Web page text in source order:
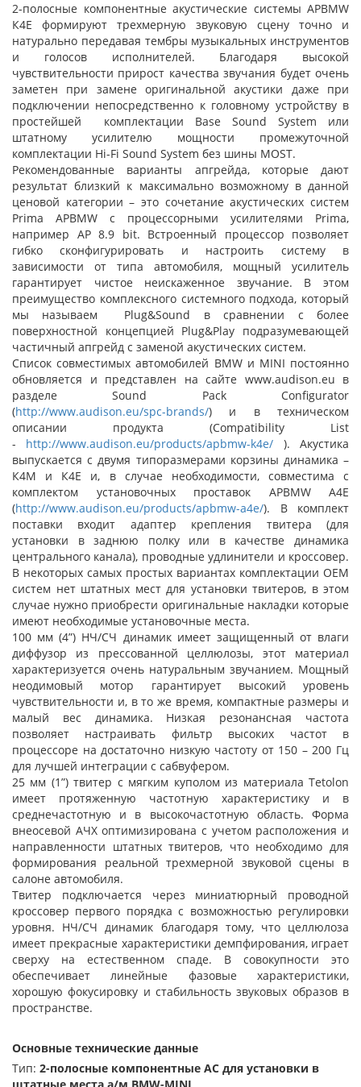
2-полосные компонентные акустические системы APBMW
К4Е формируют трехмерную звуковую сцену точно и
натурально передавая тембры музыкальных инструментов
и голосов исполнителей. Благодаря высокой
чувствительности прирост качества звучания будет очень
заметен при замене оригинальной акустики даже при
подключении непосредственно к головному устройству в
простейшей комплектации Base Sound System или
штатному усилителю мощности промежуточной
комплектации Hi-Fi Sound System без шины MOST.
Рекомендованные варианты апгрейда, которые дают
результат близкий к максимально возможному в данной
ценовой категории – это сочетание акустических систем
Prima APBMW с процессорными усилителями Prima,
например AP 8.9 bit. Встроенный процессор позволяет
гибко сконфигурировать и настроить систему в
зависимости от типа автомобиля, мощный усилитель
гарантирует чистое неискаженное звучание. В этом
преимущество комплексного системного подхода, который
мы называем Plug&Sound в сравнении с более
поверхностной концепцией Plug&Play подразумевающей
частичный апгрейд с заменой акустических систем.
Список совместимых автомобилей BMW и MINI постоянно
обновляется и представлен на сайте www.audison.eu в
разделе Sound Pack Configurator
(http://www.audison.eu/spc-brands/) и в техническом
описании продукта (Compatibility List
- http://www.audison.eu/products/apbmw-k4e/ ). Акустика
выпускается с двумя типоразмерами корзины динамика –
К4М и К4Е и, в случае необходимости, совместима с
комплектом установочных проставок APBMW A4E
(http://www.audison.eu/products/apbmw-a4e/). В комплект
поставки входит адаптер крепления твитера (для
установки в заднюю полку или в качестве динамика
центрального канала), проводные удлинители и кроссовер.
В некоторых самых простых вариантах комплектации ОЕМ
систем нет штатных мест для установки твитеров, в этом
случае нужно приобрести оригинальные накладки которые
имеют необходимые установочные места.
100 мм (4”) НЧ/СЧ динамик имеет защищенный от влаги
диффузор из прессованной целлюлозы, этот материал
характеризуется очень натуральным звучанием. Мощный
неодимовый мотор гарантирует высокий уровень
чувствительности и, в то же время, компактные размеры и
малый вес динамика. Низкая резонансная частота
позволяет настраивать фильтр высоких частот в
процессоре на достаточно низкую частоту от 150 – 200 Гц
для лучшей интеграции с сабвуфером.
25 мм (1”) твитер с мягким куполом из материала Tetolon
имеет протяженную частотную характеристику и в
среднечастотную и в высокочастотную область. Форма
внеосевой АЧХ оптимизирована с учетом расположения и
направленности штатных твитеров, что необходимо для
формирования реальной трехмерной звуковой сцены в
салоне автомобиля.
Твитер подключается через миниатюрный проводной
кроссовер первого порядка с возможностью регулировки
уровня. НЧ/СЧ динамик благодаря тому, что целлюлоза
имеет прекрасные характеристики демпфирования, играет
сверху на естественном спаде. В совокупности это
обеспечивает линейные фазовые характеристики,
хорошую фокусировку и стабильность звуковых образов в
пространстве.
Основные технические данные
Тип: 2-полосные компонентные АС для установки в